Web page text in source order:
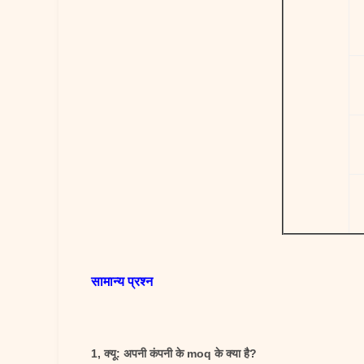
सामान्य प्रश्न
1, क्यू: अपनी कंपनी के moq के क्या है?